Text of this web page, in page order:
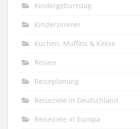
Kindergeburtstag
Kinderzimmer
Kuchen, Muffins & Kekse
Reisen
Reiseplanung
Reiseziele in Deutschland
Reiseziele in Europa